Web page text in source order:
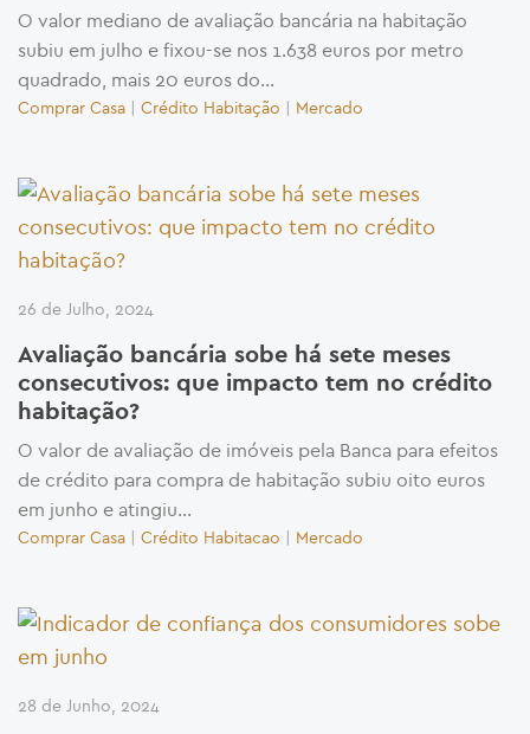
O valor mediano de avaliação bancária na habitação
subiu em julho e fixou-se nos 1.638 euros por metro
quadrado, mais 20 euros do...
Comprar Casa | Crédito Habitação | Mercado
26 de Julho, 2024
Avaliação bancária sobe há sete meses
consecutivos: que impacto tem no crédito
habitação?
O valor de avaliação de imóveis pela Banca para efeitos
de crédito para compra de habitação subiu oito euros
em junho e atingiu...
Comprar Casa | Crédito Habitacao | Mercado
28 de Junho, 2024